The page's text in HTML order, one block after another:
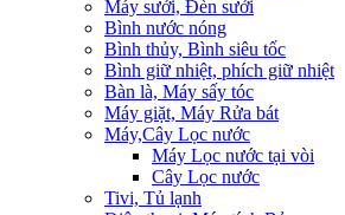
Máy sưởi, Đèn sưởi
Bình nước nóng
Bình thủy, Bình siêu tốc
Bình giữ nhiệt, phích giữ nhiệt
Bàn là, Máy sấy tóc
Máy giặt, Máy Rửa bát
Máy,Cây Lọc nước
Máy Lọc nước tại vòi
Cây Lọc nước
Tivi, Tủ lạnh